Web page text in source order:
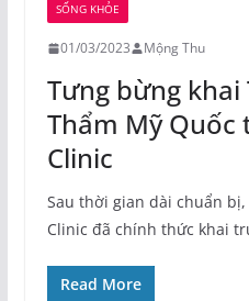
SỐNG KHỎE
01/03/2023 Mộng Thu
Tưng bừng khai
Thẩm Mỹ Quốc
Clinic
Sau thời gian dài chuẩn
Clinic đã chính thức khai
Read More